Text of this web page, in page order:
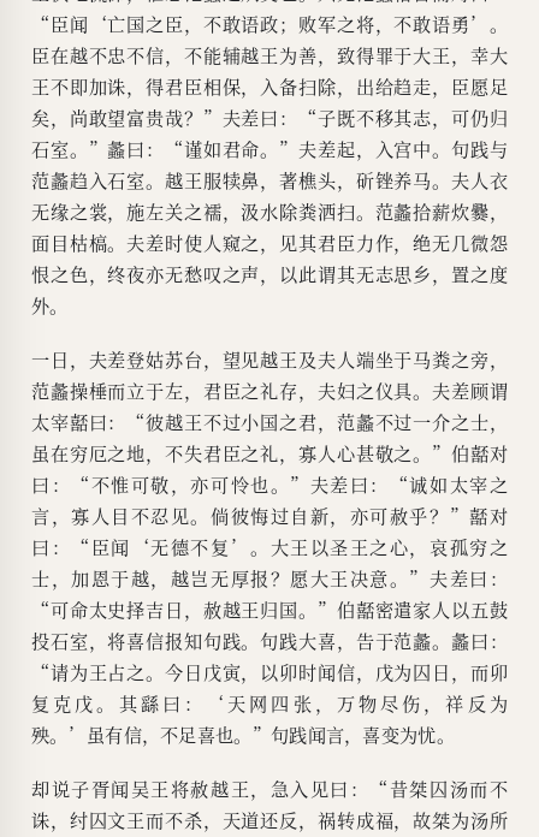
“臣闻‘亡国之臣，不敢语政；败军之将，不敢语勇’。
臣在越不忠不信，不能辅越王为善，致得罪于大王，幸大
王不即加诛，得君臣相保，入备扫除，出给趋走，臣愿足
矣，尚敢望富贵哉？”夫差曰：“子既不移其志，可仍归
石室。”蠡曰：“谨如君命。”夫差起，入宫中。句践与
范蠡趋入石室。越王服犊鼻，著樵头，斫锉养马。夫人衣
无缘之裳，施左关之襦，汲水除粪洒扫。范蠡拾薪炊爨，
面目枯槁。夫差时使人窥之，见其君臣力作，绝无几微怨
恨之色，终夜亦无愁叹之声，以此谓其无志思乡，置之度
外。
一日，夫差登姑苏台，望见越王及夫人端坐于马粪之旁，
范蠡操棰而立于左，君臣之礼存，夫妇之仪具。夫差顾谓
太宰嚭曰：“彼越王不过小国之君，范蠡不过一介之士，
虽在穷厄之地，不失君臣之礼，寡人心甚敬之。”伯嚭对
曰：“不惟可敬，亦可怜也。”夫差曰：“诚如太宰之
言，寡人目不忍见。倘彼悔过自新，亦可赦乎？”嚭对
曰：“臣闻‘无德不复’。大王以圣王之心，哀孤穷之
士，加恩于越，越岂无厚报？愿大王决意。”夫差曰：
“可命太史择吉日，赦越王归国。”伯嚭密遣家人以五鼓
投石室，将喜信报知句践。句践大喜，告于范蠡。蠡曰：
“请为王占之。今日戊寅，以卯时闻信，戊为囚日，而卯
复克戊。其繇曰：‘天网四张，万物尽伤，祥反为
殃。’虽有信，不足喜也。”句践闻言，喜变为忧。
却说子胥闻吴王将赦越王，急入见曰：“昔桀囚汤而不
诛，纣囚文王而不杀，天道还反，祸转成福，故桀为汤所